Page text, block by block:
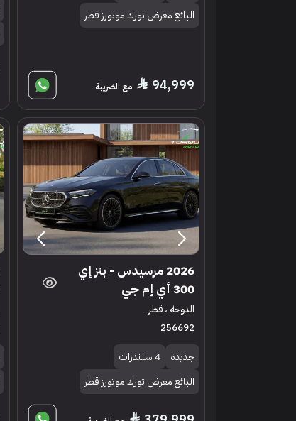
البائع معرض تورك موتورز قطر
94,999 مع الضريبة
2026 مرسيدس - بنز إي
300 أي إم جي
الدوحة ، قطر
256692
جديدة
4 سلندرات
البائع معرض تورك موتورز قطر